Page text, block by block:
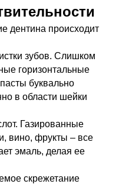
дентина происходит
зубов. Слишком
горизонтальные
буквально
в области шейки
Газированные
вино, фрукты – все
эмаль, делая ее
скрежетание